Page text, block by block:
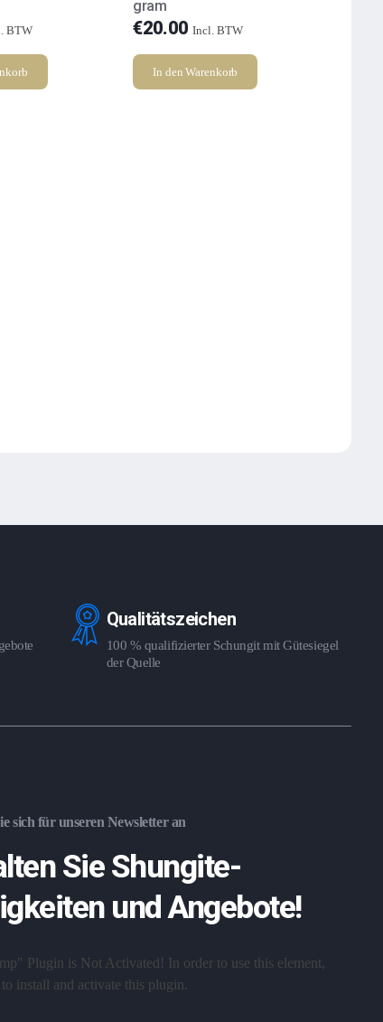
BTW
gram
€20.00 Incl. BTW
In den Warenkorb
Qualitätszeichen
100 % qualifizierter Schungit mit Gütesiegel
der Quelle
sich für unseren Newsletter an
Sie Shungite-
und Angebote!
Plugin is Not Activated! In order to use this element,
install and activate this plugin.